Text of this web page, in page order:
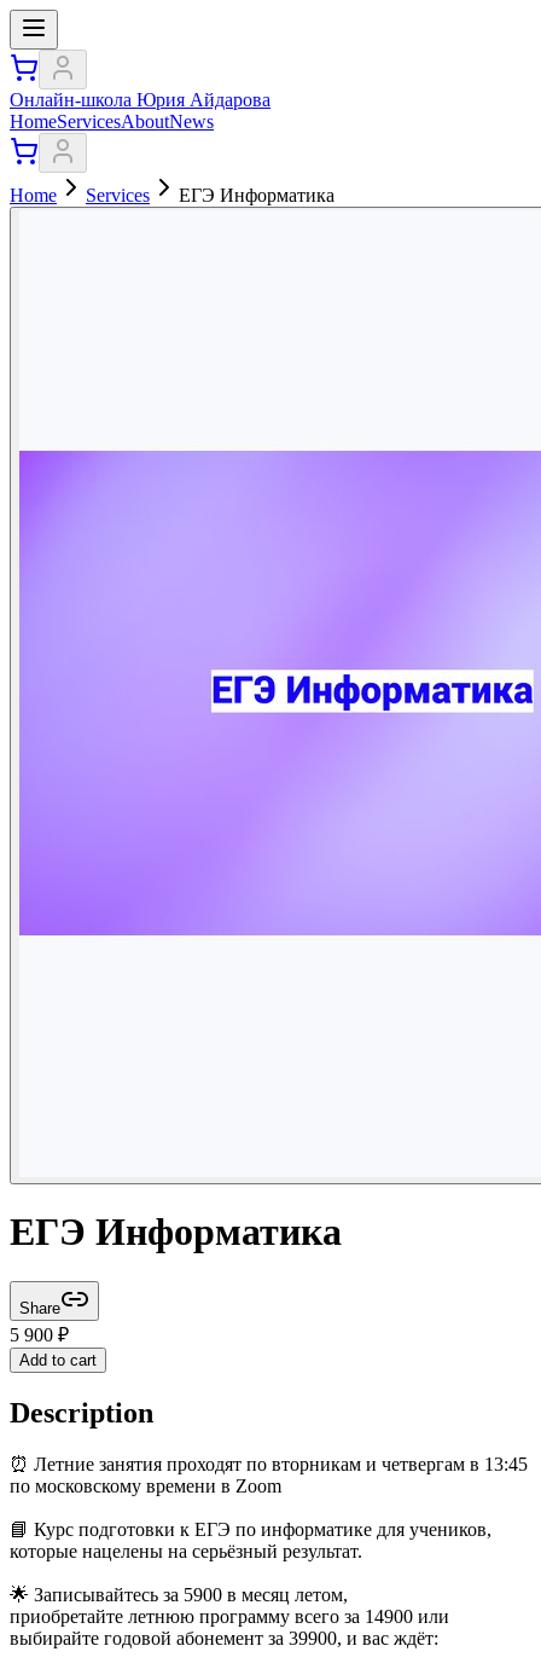
Онлайн-школа Юрия Айдарова
HomeServicesAboutNews
Home Services ЕГЭ Информатика
ЕГЭ Информатика
Share
5 900 ₽
Add to cart
Description
⏰ Летние занятия проходят по вторникам и четвергам в 13:45
по московскому времени в Zoom
📘 Курс подготовки к ЕГЭ по информатике для учеников,
которые нацелены на серьёзный результат.
🌟 Записывайтесь за 5900 в месяц летом,
приобретайте летнюю программу всего за 14900 или
выбирайте годовой абонемент за 39900, и вас ждёт: